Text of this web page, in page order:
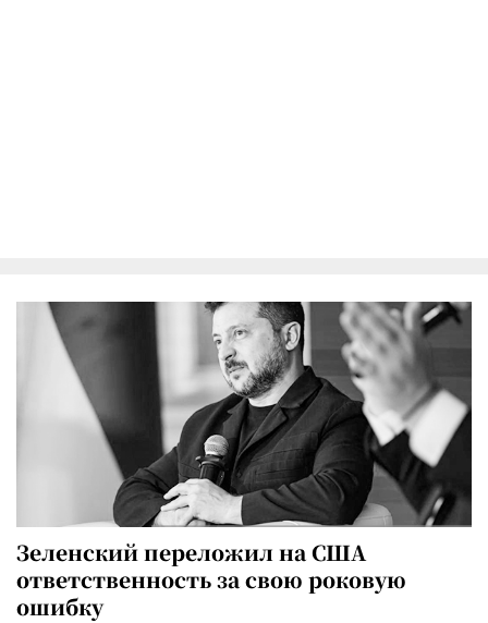
Зеленский переложил на США
ответственность за свою роковую
ошибку